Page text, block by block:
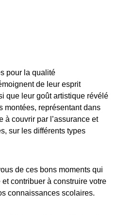
pour la qualité
de leur esprit
que leur goût artistique révélé
montées, représentant dans
à couvrir par l’assurance et
sur les différents types
de ces bons moments qui
contribuer à construire votre
connaissances scolaires.